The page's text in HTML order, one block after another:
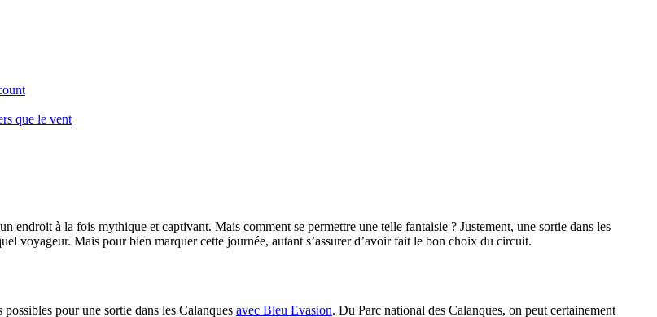
que le vent
endroit à la fois mythique et captivant. Mais comment se permettre une telle fantaisie ? Justement, une sortie dans les
voyageur. Mais pour bien marquer cette journée, autant s’assurer d’avoir fait le bon choix du circuit.
pour une sortie dans les Calanques avec Bleu Evasion. Du Parc national des Calanques, on peut certainement